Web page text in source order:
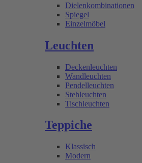
Dielenkombinationen
Spiegel
Einzelmöbel
Leuchten
Deckenleuchten
Wandleuchten
Pendelleuchten
Stehleuchten
Tischleuchten
Teppiche
Klassisch
Modern